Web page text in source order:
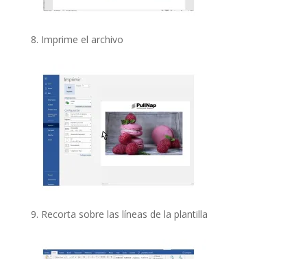
Imprime el archivo
Recorta sobre las líneas de la plantilla